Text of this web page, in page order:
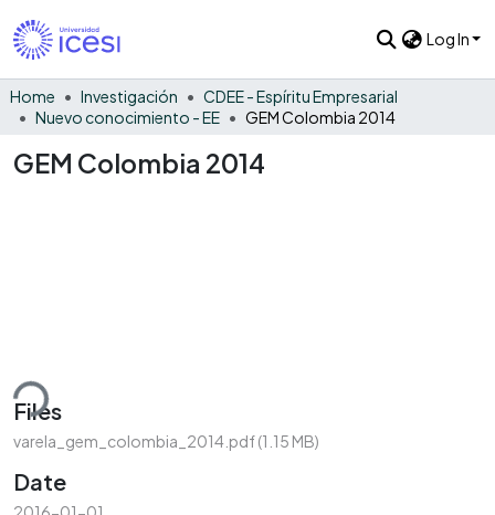
Log In
Home Investigación
CDEE - Espíritu Empresarial
Nuevo conocimiento - EE
GEM Colombia 2014
GEM Colombia 2014
Files
varela_gem_colombia_2014.pdf(1.15 MB)
Date